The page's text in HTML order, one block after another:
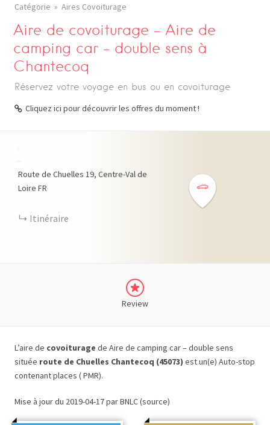
Catégorie Aires Covoiturage
Aire de covoiturage – Aire de
camping car – double sens à
Chantecoq
Réservez votre voyage en bus ou en covoiturage
Cliquez ici pour découvrir les offres du moment !
Route de Chuelles 19 Centre-Val de
Loire FR
Itinéraire
Review
L’aire de covoiturage de Aire de camping car – double sens
située route de Chuelles Chantecoq (45073) est un(e) Auto-stop
contenant places ( PMR).
Mise à jour du 2019-04-17 par BNLC (source)